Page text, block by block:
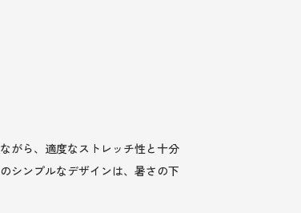
がら、適度なストレッチ性と十分
シンプルなデザインは、暑さの下